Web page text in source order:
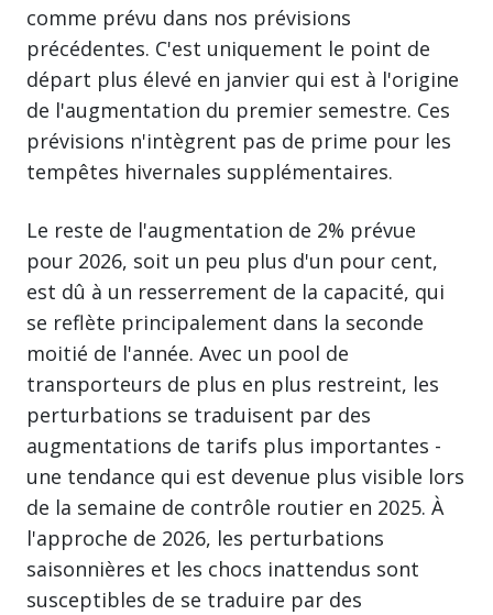
comme prévu dans nos prévisions
précédentes. C'est uniquement le point de
départ plus élevé en janvier qui est à l'origine
de l'augmentation du premier semestre. Ces
prévisions n'intègrent pas de prime pour les
tempêtes hivernales supplémentaires.
Le reste de l'augmentation de 2% prévue
pour 2026, soit un peu plus d'un pour cent,
est dû à un resserrement de la capacité, qui
se reflète principalement dans la seconde
moitié de l'année. Avec un pool de
transporteurs de plus en plus restreint, les
perturbations se traduisent par des
augmentations de tarifs plus importantes -
une tendance qui est devenue plus visible lors
de la semaine de contrôle routier en 2025. À
l'approche de 2026, les perturbations
saisonnières et les chocs inattendus sont
susceptibles de se traduire par des